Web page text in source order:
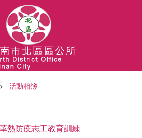
活動相簿
熱防疫志工教育訓練